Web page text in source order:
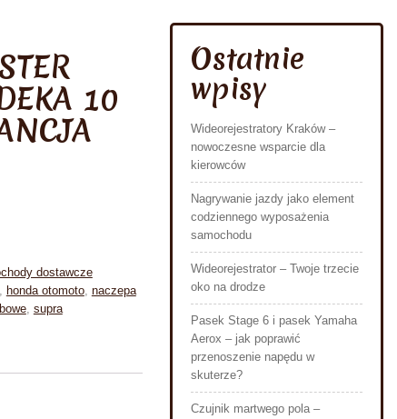
10
dostawcze
honda otomoto, naczepa
, supra
Ostatnie
wpisy
Wideorejestratory Kraków –
nowoczesne wsparcie dla
kierowców
Nagrywanie jazdy jako element
codziennego wyposażenia
samochodu
Wideorejestrator – Twoje trzecie
oko na drodze
Pasek Stage 6 i pasek Yamaha
Aerox – jak poprawić
przenoszenie napędu w
skuterze?
Czujnik martwego pola –